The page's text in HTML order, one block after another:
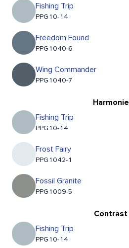
Fishing Trip
PPG10-14
Freedom Found
PPG1040-6
Wing Commander
PPG1040-7
Harmonie
Fishing Trip
PPG10-14
Frost Fairy
PPG1042-1
Fossil Granite
PPG1009-5
Contrast
Fishing Trip
PPG10-14